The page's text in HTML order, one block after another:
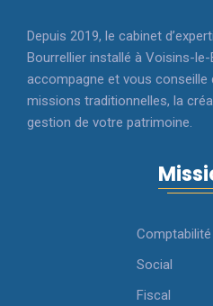
Depuis 2019, le cabinet
Bourrellier installé à Voisins-
accompagne et vous conseille
missions traditionnelles, la
gestion de votre patrimoine.
Comptabilité
Social
Fiscal